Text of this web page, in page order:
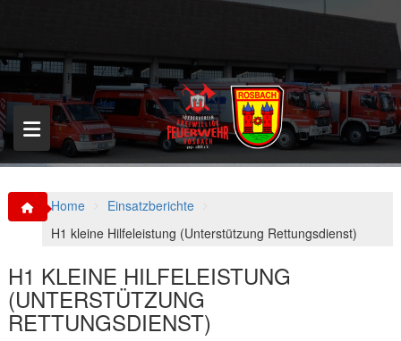
p
o
c
o
n
t
Home
Einsatzberichte
H1 kleine Hilfeleistung (Unterstützung Rettungsdienst)
H1 KLEINE HILFELEISTUNG
(UNTERSTÜTZUNG
RETTUNGSDIENST)